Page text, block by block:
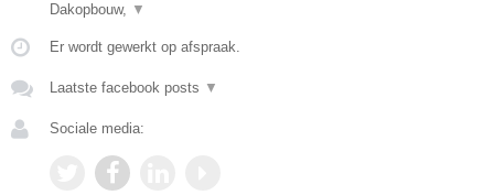
Dakopbouw, ▼
Er wordt gewerkt op afspraak.
Laatste facebook posts ▼
Sociale media: